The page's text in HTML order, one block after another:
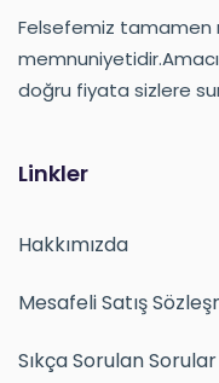
Felsefemiz tamamen
doğru fiyata sizlere
Linkler
Hakkımızda
Mesafeli Satış
Sıkça Sorulan Sorular